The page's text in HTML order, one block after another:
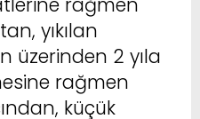
yıkılan
üzerinden 2 yıla
rağmen
küçük